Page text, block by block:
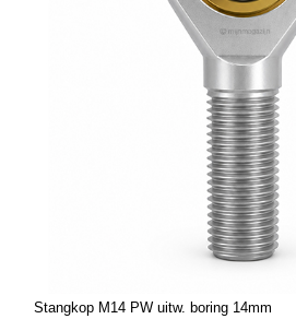
Stangkop M14 PW uitw. boring 14mm